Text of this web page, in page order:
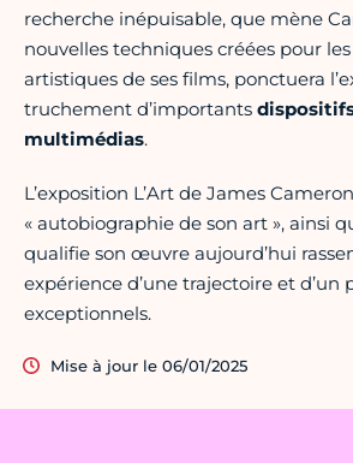
recherche inépuisable, que mène
nouvelles techniques créées pour
artistiques de ses films, ponctuera
truchement d’importants
multimédias.
L’exposition L’Art de James
« autobiographie de son art », ainsi
qualifie son œuvre aujourd’hui
expérience d’une trajectoire et d’un
exceptionnels.
Mise à jour le 06/01/2025